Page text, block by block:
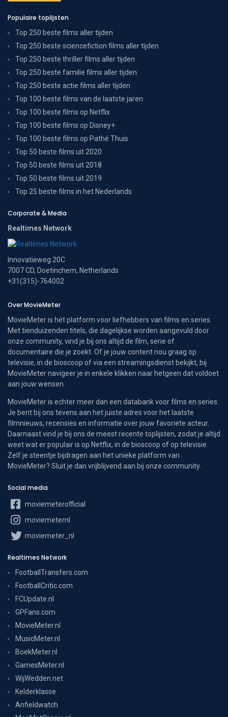
Populaire toplijsten
Top 250 beste films aller tijden
Top 250 beste sciencefiction films aller tijden
Top 250 beste thriller films aller tijden
Top 250 beste familie films aller tijden
Top 250 beste actie films aller tijden
Top 100 beste films van de laatste jaren
Top 100 beste films op Netflix
Top 100 beste films op Disney+
Top 100 beste films op Pathé Thuis
Top 50 beste films uit 2020
Top 50 beste films uit 2018
Top 50 beste films uit 2019
Top 25 beste films in het Nederlands
Corporate & Media
Realtimes Network
Innovatieweg 20C
7007 CD, Doetinchem, Netherlands
+31(315)-764002
Over MovieMeter
MovieMeter is hét platform voor liefhebbers van films en series.
Met tienduizenden titels, die dagelijkse worden aangevuld door
onze community, vind je bij ons altijd de film, serie of
documentaire die je zoekt. Of je jouw content nou graag op
televisie, in de bioscoop of via een streamingsdienst bekijkt, bij
MovieMeter navigeer je in enkele klikken naar hetgeen dat voldoet
aan jouw wensen.
MovieMeter is echter meer dan een databank voor films en series.
Je bent bij ons tevens aan het juiste adres voor het laatste
filmnieuws, recensies en informatie over jouw favoriete acteur.
Daarnaast vind je bij ons de meest recente toplijsten, zodat je altijd
weet wat er populair is op Netflix, in de bioscoop of op televisie.
Zelf je steentje bijdragen aan het unieke platform van
MovieMeter? Sluit je dan vrijblijvend aan bij onze community.
Social media
moviemeterofficial
moviemeternl
moviemeter_nl
Realtimes Network
FootballTransfers.com
FootballCritic.com
FCUpdate.nl
GPFans.com
MovieMeter.nl
MusicMeter.nl
BoekMeter.nl
GamesMeter.nl
WijWedden.net
Kelderklasse
Anfieldwatch